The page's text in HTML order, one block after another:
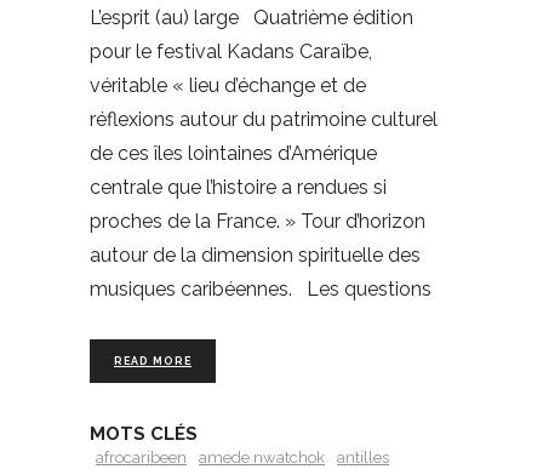
L’esprit (au) large Quatrième édition
pour le festival Kadans Caraïbe,
véritable « lieu d’échange et de
réflexions autour du patrimoine culturel
de ces îles lointaines d’Amérique
centrale que l’histoire a rendues si
proches de la France. » Tour d’horizon
autour de la dimension spirituelle des
musiques caribéennes. Les questions
READ MORE
MOTS CLÉS
afrocaribeen amede nwatchok
antilles